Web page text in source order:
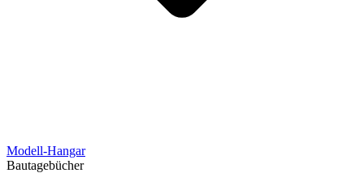
Modell-Hangar
Bautagebücher